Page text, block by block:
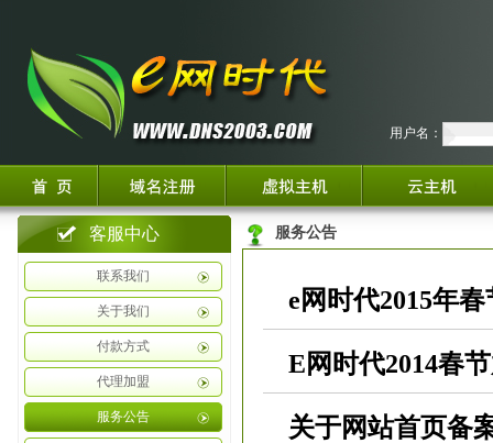
用户名：
客服中心
联系我们
关于我们
付款方式
代理加盟
服务公告
服务公告
e网时代2015年
E网时代2014春
关于网站首页备